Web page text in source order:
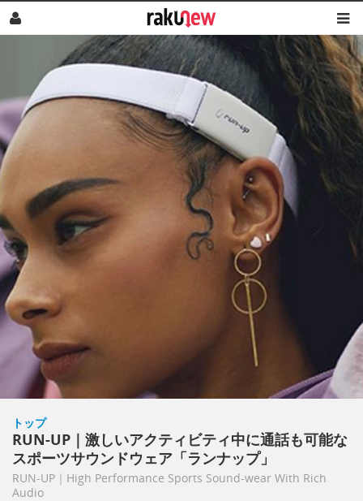
トップ
RUN-UP｜激しいアクティビティ中に通話も可能な
スポーツサウンドウェア「ランナップ」
RUN-UP｜High Performance Sports Sound-wear With Rich
Audio